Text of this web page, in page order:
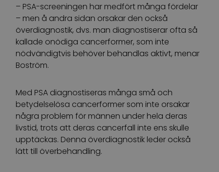
– PSA-screeningen har medfört många fördelar
– men å andra sidan orsakar den också
överdiagnostik, dvs. man diagnostiserar ofta så
kallade onödiga cancerformer, som inte
nödvändigtvis behöver behandlas aktivt, menar
Boström.
Med PSA diagnostiseras många små och
betydelselösa cancerformer som inte orsakar
några problem för männen under hela deras
livstid, trots att deras cancerfall inte ens skulle
upptäckas. Denna överdiagnostik leder också
lätt till överbehandling.